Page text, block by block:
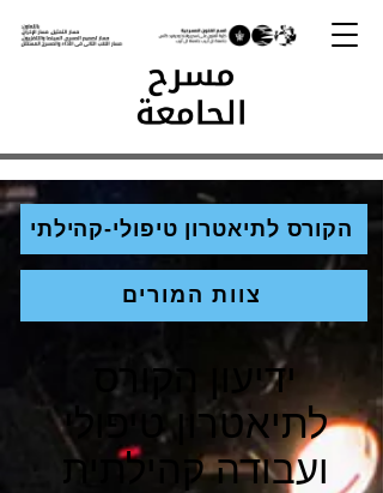
הקורס לתיאטרון טיפולי-קהילתי
צוות המורים
ידיעון הקורס
לתיאטרון טיפולי
ועבודה קהילתית